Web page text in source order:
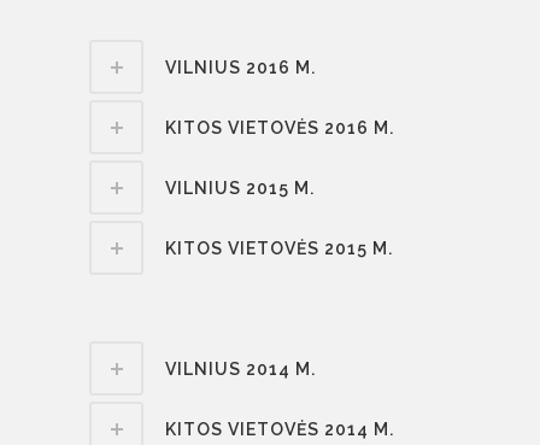
VILNIUS 2016 M.
KITOS VIETOVĖS 2016 M.
VILNIUS 2015 M.
KITOS VIETOVĖS 2015 M.
VILNIUS 2014 M.
KITOS VIETOVĖS 2014 M.